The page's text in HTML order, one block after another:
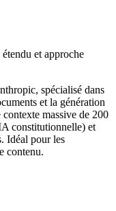
et approche
spécialisé dans
et la génération
massive de 200
constitutionnelle) et
Idéal pour les
contenu.